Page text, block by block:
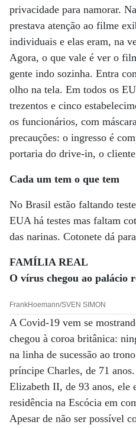
privacidade para namorar.
prestava atenção ao filme
individuais e elas eram, na
Agora, o que vale é ver o
gente indo sozinha. Entra
olho na tela. Em todos os
trezentos e cinco
os funcionários, com
precauções: o ingresso é
portaria do drive-in, o
Cada um tem o que tem
No Brasil estão faltando
EUA há testes mas faltam
das narinas. Cotonete dá
FAMÍLIA REAL
O vírus chegou ao palácio
FrankHoemann/SVEN SIMON
A Covid-19 vem se
chegou à coroa britânica:
na linha de sucessão ao
príncipe Charles, de 71
Elizabeth II, de 93 anos, ele
residência na Escócia em
Apesar de não ser possível